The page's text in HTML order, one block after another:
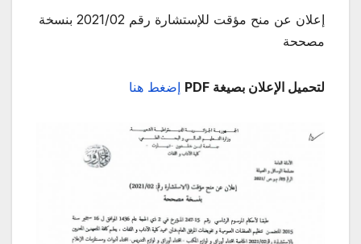
إعلان عن منح مؤقت للإستشارة رقم 2021/02 بنسخة
مصححة
لتحميل الإعلان بصيغة PDF إضغط هنا